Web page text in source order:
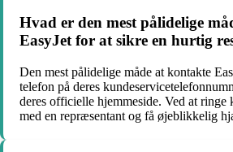
Hvad er den mest pålidelige
EasyJet for at sikre en hurtig
Den mest pålidelige måde at kontakte
telefon på deres
deres officielle hjemmeside. Ved at ringe
med en repræsentant og få øjeblikkelig